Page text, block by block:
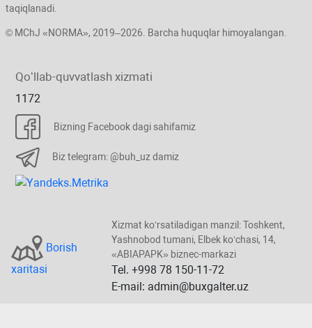
taqiqlanadi.
© MChJ «NORMA», 2019–2026. Barcha huquqlar himoyalangan.
Qoʻllab-quvvatlash хizmati
1172
Bizning Facebook dagi sahifamiz
Biz telegram: @buh_uz damiz
Borish
хaritasi
Xizmat koʻrsatiladigan manzil: Toshkent,
Yashnobod tumani, Elbek koʻchasi, 14,
«ABIAPAPK» biznec-markazi
Tel. +998 78 150-11-72
E-mail: admin@buxgalter.uz